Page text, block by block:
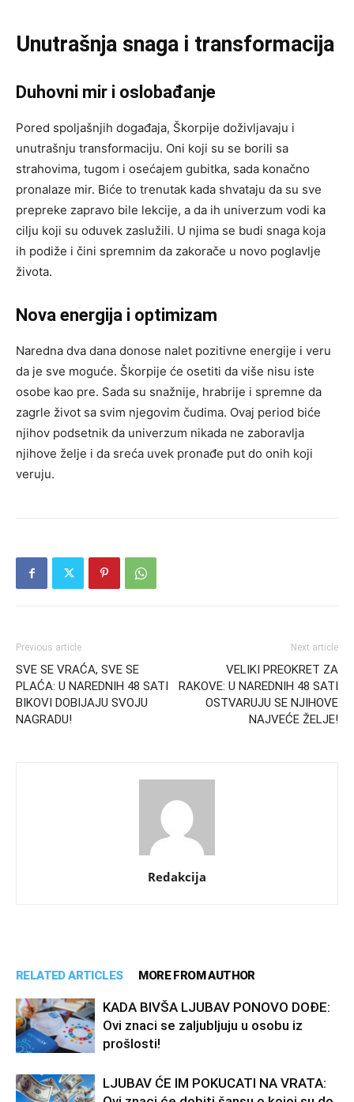
Unutrašnja snaga i transformacija
Duhovni mir i oslobađanje
Pored spoljašnjih događaja, Škorpije doživljavaju i
unutrašnju transformaciju. Oni koji su se borili sa
strahovima, tugom i osećajem gubitka, sada konačno
pronalaze mir. Biće to trenutak kada shvataju da su sve
prepreke zapravo bile lekcije, a da ih univerzum vodi ka
cilju koji su oduvek zaslužili. U njima se budi snaga koja
ih podiže i čini spremnim da zakorače u novo poglavlje
života.
Nova energija i optimizam
Naredna dva dana donose nalet pozitivne energije i veru
da je sve moguće. Škorpije će osetiti da više nisu iste
osobe kao pre. Sada su snažnije, hrabrije i spremne da
zagrle život sa svim njegovim čudima. Ovaj period biće
njihov podsetnik da univerzum nikada ne zaboravlja
njihove želje i da sreća uvek pronađe put do onih koji
veruju.
Previous article
SVE SE VRAĆA, SVE SE
PLAĆA: U NAREDNIH 48 SATI
BIKOVI DOBIJAJU SVOJU
NAGRADU!
Next article
VELIKI PREOKRET ZA
RAKOVE: U NAREDNIH 48 SATI
OSTVARUJU SE NJIHOVE
NAJVEĆE ŽELJE!
Redakcija
RELATED ARTICLES MORE FROM AUTHOR
KADA BIVŠA LJUBAV PONOVO DOĐE:
Ovi znaci se zaljubljuju u osobu iz
prošlosti!
LJUBAV ĆE IM POKUCATI NA VRATA: